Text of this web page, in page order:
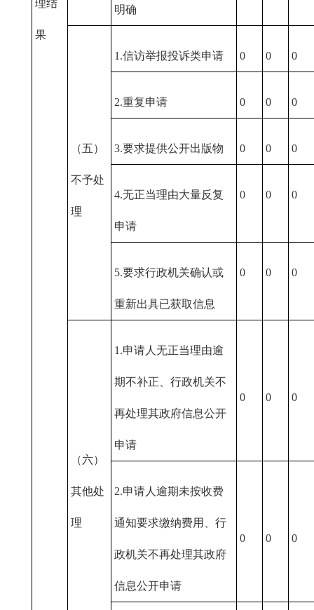
理结
果
明确
（五）
不予处
理
1.信访举报投诉类申请 0 0 0
2.重复申请 0 0 0
3.要求提供公开出版物 0 0 0
4.无正当理由大量反复
申请
0 0 0
5.要求行政机关确认或
重新出具已获取信息
0 0 0
（六）
其他处
理
1.申请人无正当理由逾
期不补正、行政机关不
再处理其政府信息公开
申请
0 0 0
2.申请人逾期未按收费
通知要求缴纳费用、行
政机关不再处理其政府
信息公开申请
0 0 0